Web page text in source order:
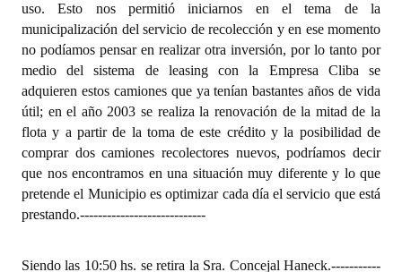
uso. Esto nos permitió iniciarnos en el tema de la
municipalización del servicio de recolección y en ese momento
no podíamos pensar en realizar otra inversión, por lo tanto por
medio del sistema de leasing con la Empresa Cliba se
adquieren estos camiones que ya tenían bastantes años de vida
útil; en el año 2003 se realiza la renovación de la mitad de la
flota y a partir de la toma de este crédito y la posibilidad de
comprar dos camiones recolectores nuevos, podríamos decir
que nos encontramos en una situación muy diferente y lo que
pretende el Municipio es optimizar cada día el servicio que está
prestando.----------------------------
Siendo las 10:50 hs. se retira la Sra. Concejal Haneck.-----------